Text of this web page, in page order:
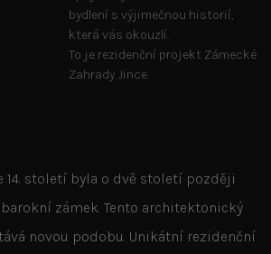
bydlení s výjimečnou historií,
která vás okouzlí.
To je rezidenční projekt Zámecké
Zahrady Jince.
14. století byla o dvě století později
zámek. Tento architektonický
novou podobu. Unikátní rezidenční